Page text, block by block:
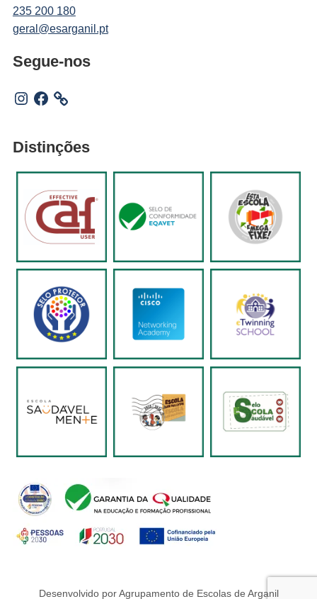
235 200 180
geral@esarganil.pt
Segue-nos
Instagram
Facebook
Distinções
Desenvolvido por Agrupamento de Escolas de Arganil